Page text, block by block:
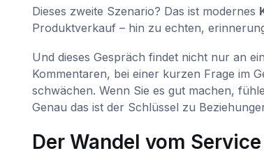
Dieses zweite Szenario? Das ist modernes
Produktverkauf – hin zu echten,
Und dieses Gespräch findet nicht nur an
Kommentaren, bei einer kurzen Frage im
schwächen. Wenn Sie es gut machen,
Genau das ist der Schlüssel zu
Der Wandel vom